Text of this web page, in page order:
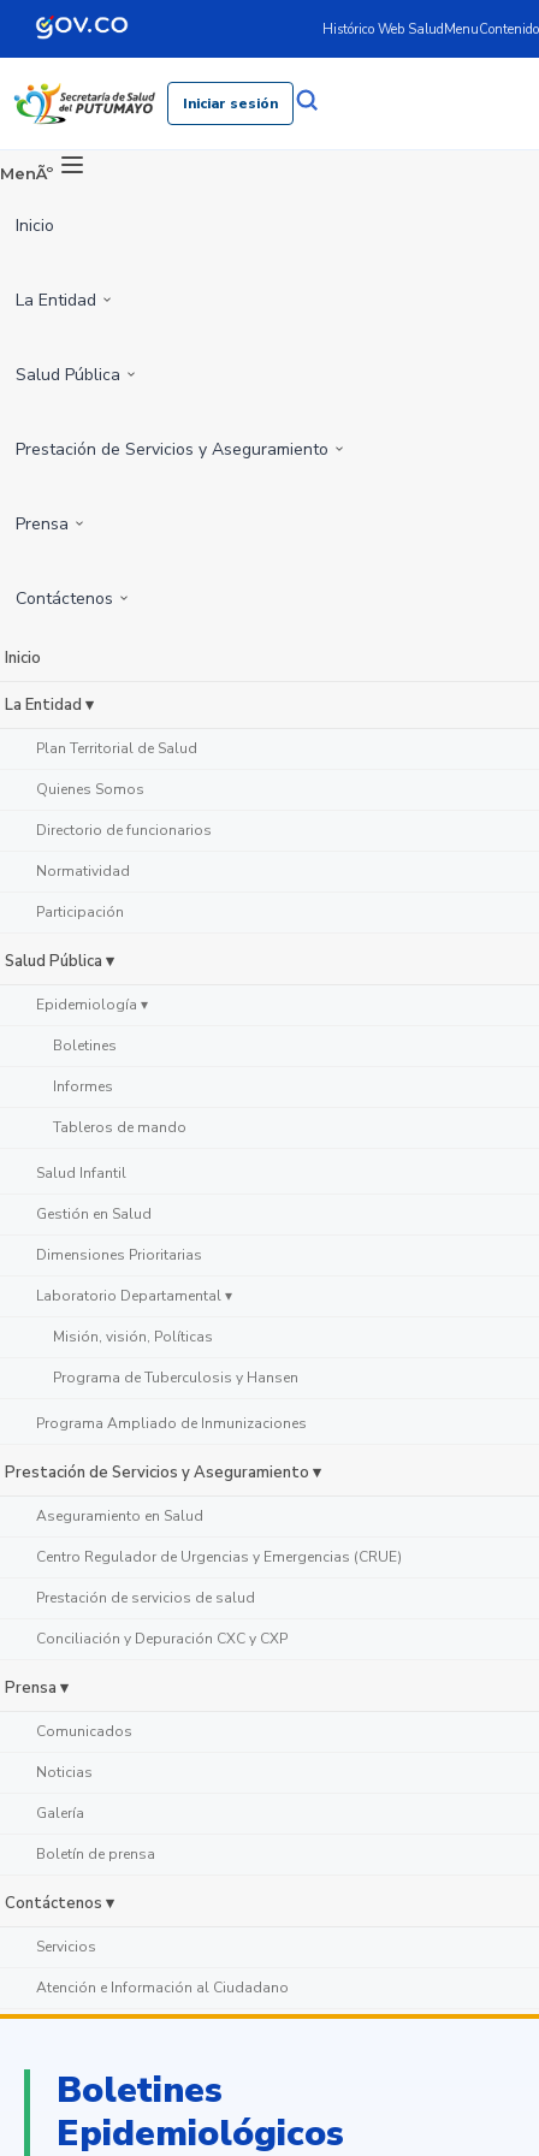
Histórico Web SaludMenuContenido
Iniciar sesión
MenÃº
Inicio
La Entidad
Salud Pública
Prestación de Servicios y Aseguramiento
Prensa
Contáctenos
Inicio
La Entidad ▾
Plan Territorial de Salud
Quienes Somos
Directorio de funcionarios
Normatividad
Participación
Salud Pública ▾
Epidemiología ▾
Boletines
Informes
Tableros de mando
Salud Infantil
Gestión en Salud
Dimensiones Prioritarias
Laboratorio Departamental ▾
Misión, visión, Políticas
Programa de Tuberculosis y Hansen
Programa Ampliado de Inmunizaciones
Prestación de Servicios y Aseguramiento ▾
Aseguramiento en Salud
Centro Regulador de Urgencias y Emergencias (CRUE)
Prestación de servicios de salud
Conciliación y Depuración CXC y CXP
Prensa ▾
Comunicados
Noticias
Galería
Boletín de prensa
Contáctenos ▾
Servicios
Atención e Información al Ciudadano
Boletines
Epidemiológicos